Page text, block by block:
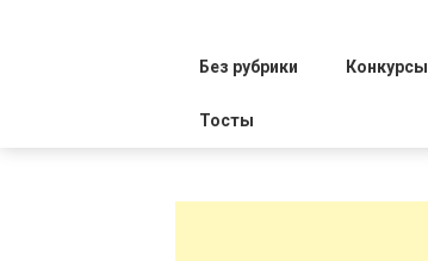
Без рубрики Конкурсы
Тосты